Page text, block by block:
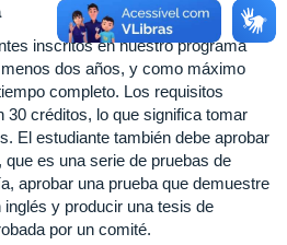
inscritos en nuestro programa
dos años, y como máximo
completo. Los requisitos
30 créditos, lo que significa tomar
El estudiante también debe aprobar
es una serie de pruebas de
aprobar una prueba que demuestre
y producir una tesis de
por un comité.